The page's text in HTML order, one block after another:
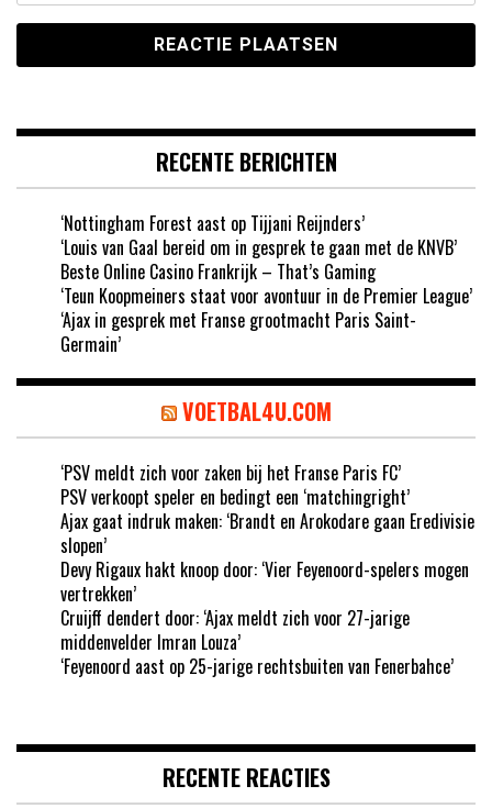
RECENTE BERICHTEN
‘Nottingham Forest aast op Tijjani Reijnders’
‘Louis van Gaal bereid om in gesprek te gaan met de KNVB’
Beste Online Casino Frankrijk – That’s Gaming
‘Teun Koopmeiners staat voor avontuur in de Premier League’
‘Ajax in gesprek met Franse grootmacht Paris Saint-
Germain’
VOETBAL4U.COM
‘PSV meldt zich voor zaken bij het Franse Paris FC’
PSV verkoopt speler en bedingt een ‘matchingright’
Ajax gaat indruk maken: ‘Brandt en Arokodare gaan Eredivisie
slopen’
Devy Rigaux hakt knoop door: ‘Vier Feyenoord-spelers mogen
vertrekken’
Cruijff dendert door: ‘Ajax meldt zich voor 27-jarige
middenvelder Imran Louza’
‘Feyenoord aast op 25-jarige rechtsbuiten van Fenerbahce’
RECENTE REACTIES